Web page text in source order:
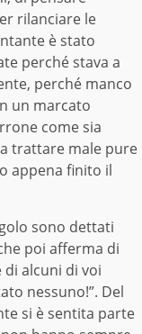
rilanciare le
è stato
perché stava a
perché manco
un marcato
come sia
trattare male pure
appena finito il
sono dettati
poi afferma di
alcuni di voi
nessuno!”. Del
si è sentita parte